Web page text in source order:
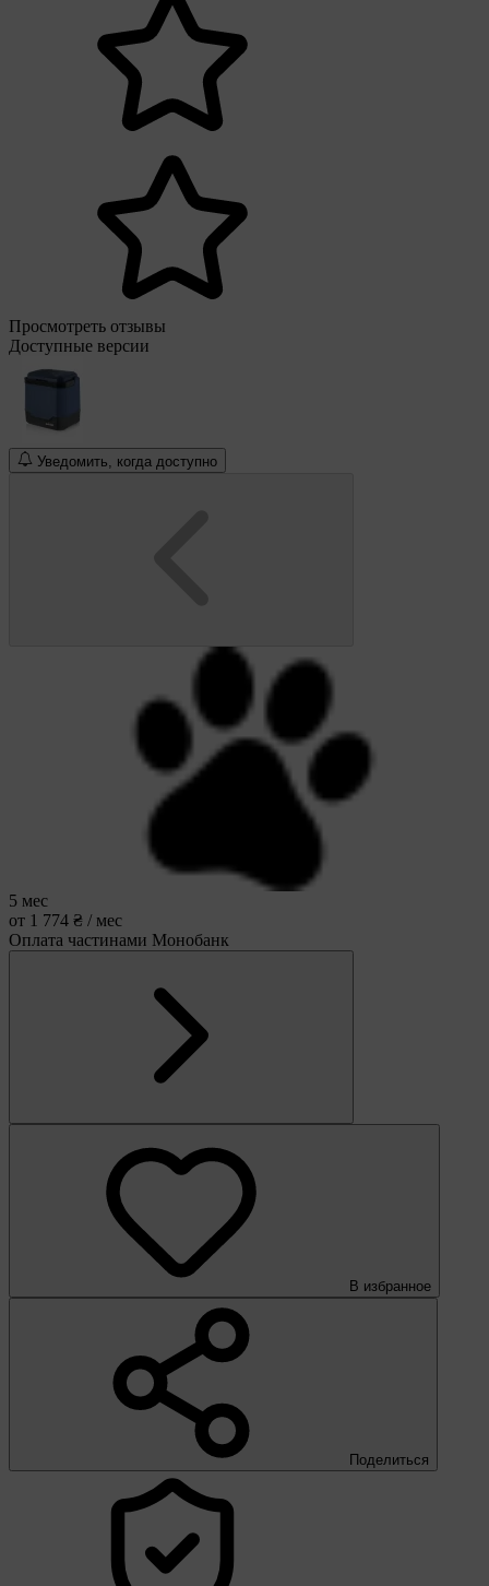
Просмотреть отзывы
Доступные версии
Уведомить, когда доступно
5 мес
от 1 774 ₴ / мес
Оплата частинами Монобанк
В избранное
Поделиться